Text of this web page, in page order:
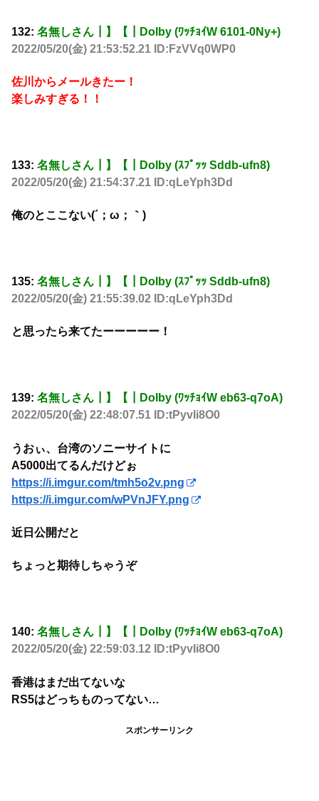
132: 名無しさん┃】【┃Dolby (ﾜｯﾁｮｲW 6101-0Ny+)
2022/05/20(金) 21:53:52.21 ID:FzVVq0WP0
佐川からメールきたー！
楽しみすぎる！！
133: 名無しさん┃】【┃Dolby (ｽﾌﾟｯｯ Sddb-ufn8)
2022/05/20(金) 21:54:37.21 ID:qLeYph3Dd
俺のとここない(´；ω；｀)
135: 名無しさん┃】【┃Dolby (ｽﾌﾟｯｯ Sddb-ufn8)
2022/05/20(金) 21:55:39.02 ID:qLeYph3Dd
と思ったら来てたーーーーー！
139: 名無しさん┃】【┃Dolby (ﾜｯﾁｮｲW eb63-q7oA)
2022/05/20(金) 22:48:07.51 ID:tPyvIi8O0
うおぃ、台湾のソニーサイトに
A5000出てるんだけどぉ
https://i.imgur.com/tmh5o2v.png
https://i.imgur.com/wPVnJFY.png
近日公開だと
ちょっと期待しちゃうぞ
140: 名無しさん┃】【┃Dolby (ﾜｯﾁｮｲW eb63-q7oA)
2022/05/20(金) 22:59:03.12 ID:tPyvIi8O0
香港はまだ出てないな
RS5はどっちものってない…
スポンサーリンク